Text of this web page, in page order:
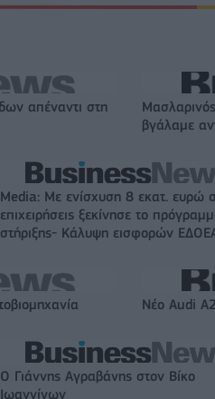
απέναντι στη
βγάλαμε
Media: Με ενίσχυση 8 εκατ. ευρώ
επιχειρήσεις ξεκίνησε το
στήριξης- Κάλυψη εισφορών
Νέο Audi
Ο Γιάννης Αγραβάνης στον Βίκο
Ιωαννίνων